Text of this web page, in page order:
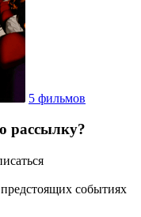
5 фильмов
рассылку?
событиях